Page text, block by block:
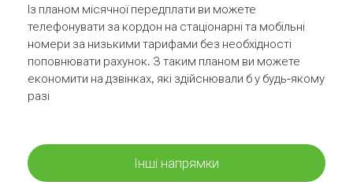
Із планом місячної передплати ви можете
телефонувати за кордон на стаціонарні та мобільні
номери за низькими тарифами без необхідності
поповнювати рахунок. З таким планом ви можете
економити на дзвінках, які здійснювали б у будь-якому
разі
Інші напрямки